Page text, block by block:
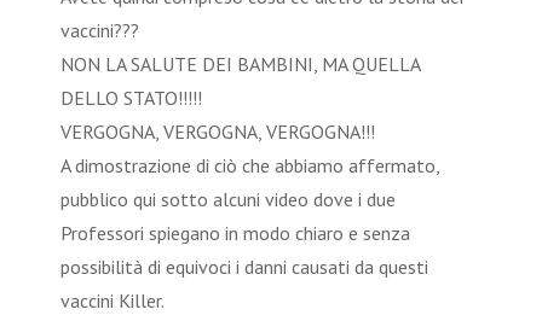
vaccini???
NON LA SALUTE DEI BAMBINI, MA QUELLA
DELLO STATO!!!!!
VERGOGNA, VERGOGNA, VERGOGNA!!!
A dimostrazione di ciò che abbiamo affermato,
pubblico qui sotto alcuni video dove i due
Professori spiegano in modo chiaro e senza
possibilità di equivoci i danni causati da questi
vaccini Killer.